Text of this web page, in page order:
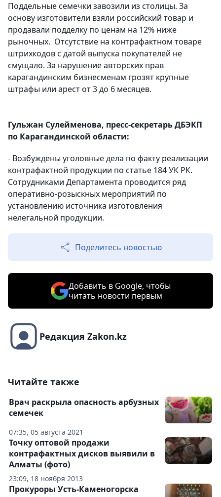
Поддельные семечки завозили из столицы. За
основу изготовители взяли российский товар и
продавали подделку по ценам на 12% ниже
рыночных. Отсутствие на контрафактном товаре
штрихкодов с датой выпуска покупателей не
смущало. За нарушение авторских прав
карагандинским бизнесменам грозят крупные
штрафы или арест от 3 до 6 месяцев.
Гульжан Сулейменова, пресс-секретарь ДБЭКП
по Карагандинской области:
- Возбуждены уголовные дела по факту реализации
контрафактной продукции по статье 184 УК РК.
Сотрудниками Департамента проводится ряд
оперативно-розыскных мероприятий по
установлению источника изготовления
нелегальной продукции.
Поделитесь новостью
Добавить в Google, чтобы
читать новости первым
Редакция Zakon.kz
Читайте также
07:35, 05 августа 2021
Врач раскрыла опасность арбузных
семечек
23:09, 18 ноября 2013
Точку оптовой продажи
контрафактных дисков выявили в
Алматы (фото)
Прокуроры Усть-Каменогорска